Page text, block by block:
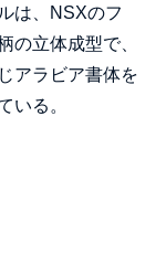
は、NSXのフ
の立体成型で、
アラビア書体を
いる。